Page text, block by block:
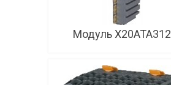
Модуль X20ATA312